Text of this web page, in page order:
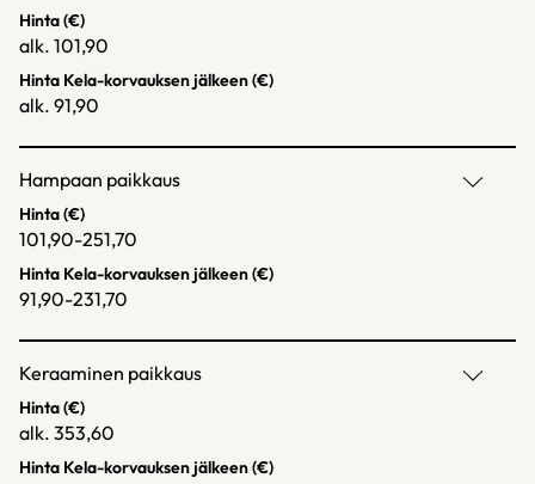
Hinta (€)
alk. 101,90
Hinta Kela-korvauksen jälkeen (€)
alk. 91,90
Hampaan paikkaus
Hinta (€)
101,90-251,70
Hinta Kela-korvauksen jälkeen (€)
91,90-231,70
Keraaminen paikkaus
Hinta (€)
alk. 353,60
Hinta Kela-korvauksen jälkeen (€)